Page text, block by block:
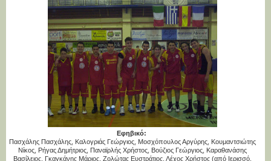
Εφηβικό:
Πασχάλης Πασχάλης, Καλογριάς Γεώργιος, Μοσχόπουλος Αργύρης, Κουμαντσιώτης
Νίκος, Ρήγας Δημήτριος, Παναϊρλής Χρήστος, Βούζιος Γεώργιος, Καραθανάσης
Βασίλειος, Γκαγκάνης Μάριος, Ζολώτας Ευστράτιος, Λέχος Χρήστος (από Ιερισσό,